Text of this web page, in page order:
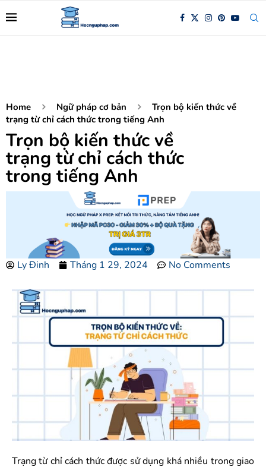
Home Ngữ pháp cơ bản
Trọn bộ kiến thức về
trạng từ chỉ cách thức trong tiếng Anh
Trọn bộ kiến thức về
trạng từ chỉ cách thức
trong tiếng Anh
Ly Đinh Tháng 1 29, 2024 No Comments
Trạng từ chỉ cách thức được sử dụng khá nhiều trong giao